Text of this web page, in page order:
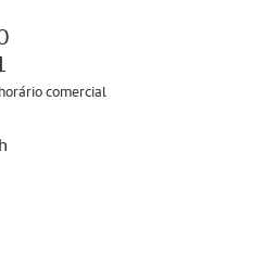
comercial